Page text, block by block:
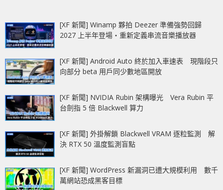
[XF 新聞] Winamp 夥拍 Deezer 準備強勢回歸
2027 上半年登場‧重新定義串流音樂播放器
[XF 新聞] Android Auto 終於加入車速表 現階段只
向部分 beta 用戶同少數地區開放
[XF 新聞] NVIDIA Rubin 架構曝光 Vera Rubin 平
台劍指 5 倍 Blackwell 算力
[XF 新聞] 外掛解鎖 Blackwell VRAM 逐粒監測 解
決 RTX 50 溫度監測盲點
[XF 新聞] WordPress 新漏洞已遭大規模利用 數千
萬網站恐成黑客目標